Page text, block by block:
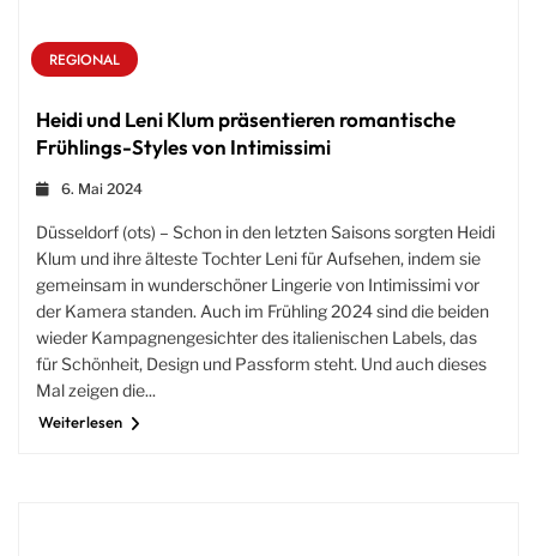
REGIONAL
Heidi und Leni Klum präsentieren romantische
Frühlings-Styles von Intimissimi
6. Mai 2024
Düsseldorf (ots) – Schon in den letzten Saisons sorgten Heidi
Klum und ihre älteste Tochter Leni für Aufsehen, indem sie
gemeinsam in wunderschöner Lingerie von Intimissimi vor
der Kamera standen. Auch im Frühling 2024 sind die beiden
wieder Kampagnengesichter des italienischen Labels, das
für Schönheit, Design und Passform steht. Und auch dieses
Mal zeigen die...
Weiterlesen